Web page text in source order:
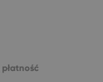
płatność